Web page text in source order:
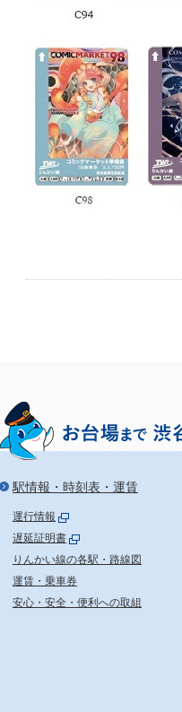
駅情報・時刻表・運賃
運行情報
遅延証明書
りんかい線の各駅・路線図
運賃・乗車券
安心・安全・便利への取組